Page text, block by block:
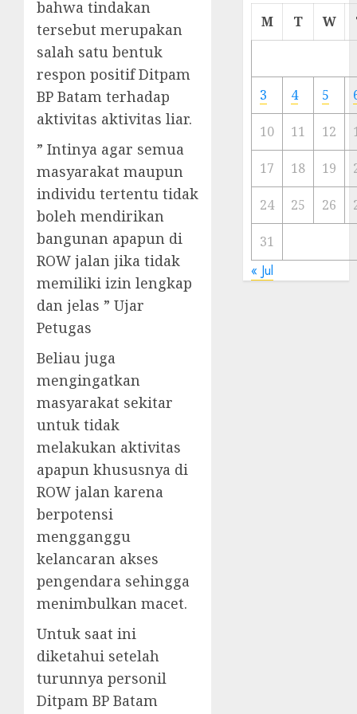
bahwa tindakan
tersebut merupakan
salah satu bentuk
respon positif Ditpam
BP Batam terhadap
aktivitas aktivitas liar.
” Intinya agar semua
masyarakat maupun
individu tertentu tidak
boleh mendirikan
bangunan apapun di
ROW jalan jika tidak
memiliki izin lengkap
dan jelas ” Ujar
Petugas
Beliau juga
mengingatkan
masyarakat sekitar
untuk tidak
melakukan aktivitas
apapun khususnya di
ROW jalan karena
berpotensi
mengganggu
kelancaran akses
pengendara sehingga
menimbulkan macet.
Untuk saat ini
diketahui setelah
turunnya personil
Ditpam BP Batam
Cermin
Ibu
Kota
23/11/
M T W
3 4 5
10 11 12
17 18 19
24 25 26
31
« Jul